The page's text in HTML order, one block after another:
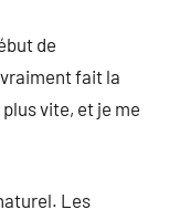
de
fait la
vite, et je me
Les